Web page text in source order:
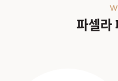
파셀라